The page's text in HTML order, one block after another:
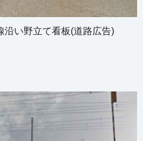
沿い野立て看板(道路広告)